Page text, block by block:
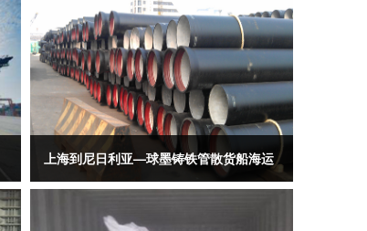
上海到尼日利亚—球墨铸铁管散货船海运